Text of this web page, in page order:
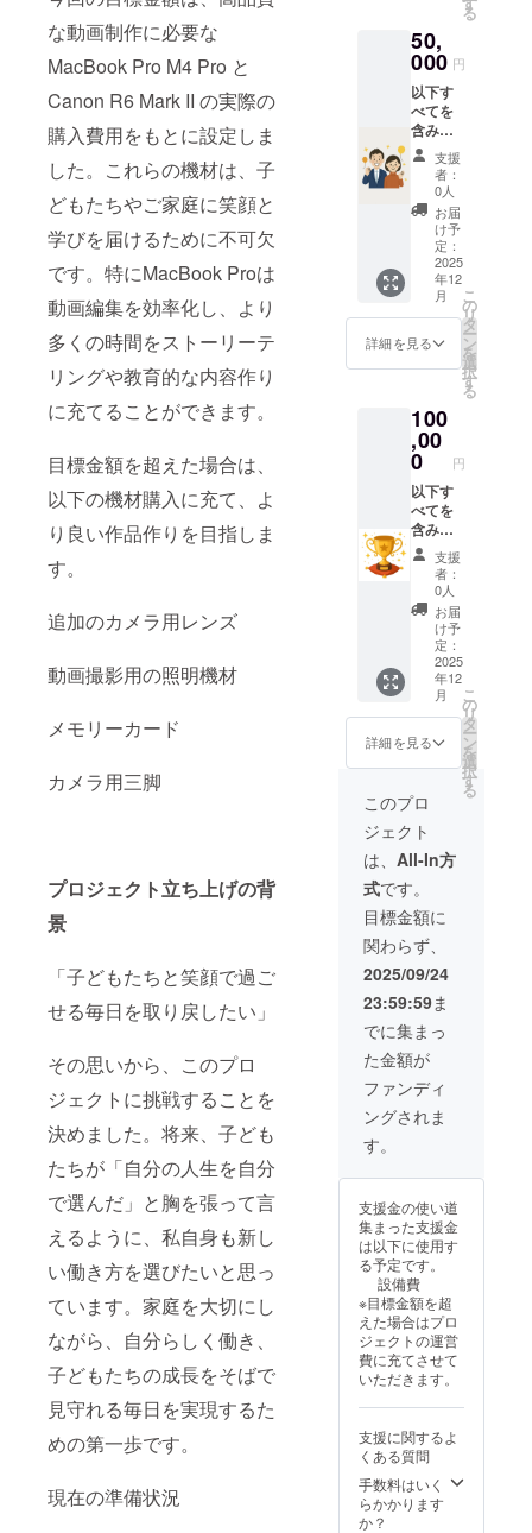
な動画制作に必要な
MacBook Pro M4 Pro と
Canon R6 Mark II の実際の
購入費用をもとに設定しま
した。これらの機材は、子
どもたちやご家庭に笑顔と
学びを届けるために不可欠
です。特にMacBook Proは
動画編集を効率化し、より
多くの時間をストーリーテ
リングや教育的な内容作り
に充てることができます。
目標金額を超えた場合は、
以下の機材購入に充て、よ
り良い作品作りを目指しま
す。
追加のカメラ用レンズ
動画撮影用の照明機材
メモリーカード
カメラ用三脚
プロジェクト立ち上げの背
景
「子どもたちと笑顔で過ご
せる毎日を取り戻したい」
その思いから、このプロ
ジェクトに挑戦することを
決めました。将来、子ども
たちが「自分の人生を自分
で選んだ」と胸を張って言
えるように、私自身も新し
い働き方を選びたいと思っ
ています。家庭を大切にし
ながら、自分らしく働き、
子どもたちの成長をそばで
見守れる毎日を実現するた
めの第一歩です。
現在の準備状況
ネー
ム）を
ご記入
くださ
い
する限
り）
【掲載
方法】
文字の
み、
YouTub
e動画の
エンド
ロール
に掲載
【注意
事項】
支援
時、必
ず備考
欄に掲
前（ま
たは
ニック
ネー
ム）を
ご記入
くださ
い ・支
援者の
皆さま
限定
で、感
謝の気
持ちを
込めた
特別映
像（舞
台裏や
など）
いただ
けます
（限定
公開リ
ンクで
ご案
内） ※
リター
2025年
12月末
まで
に、
メール
にてお
届け予
ネー
ム）を
YouTub
e動画の
エンド
ロール
に掲載
（希望
者の
み）
【掲載
期間】
2026年
1月1日
から1年
間掲載
（事業
【掲載
方法】
文字の
み、
YouTub
e動画の
エンド
ロール
に掲載
【注意
事項】
支援
時、必
ず備考
欄に掲
載を希
望され
るお名
ニック
ネー
ム）を
ご記入
くださ
い ・支
援者の
皆さま
限定
で、感
謝の気
持ちを
込めた
特別映
像（舞
台裏や
メッ
セージ
いただ
けます
（限定
公開リ
ンクで
ご案
内） ・
ご支援
者様の
お名前
を呼ん
で感謝
を伝え
別のビ
デオ
メッ
セージ
る
50,
000 円
以下す
べてを
含みま
す： ・
心から
の感謝
を込め
たメー
ルでの
お礼
メッ
セージ
・ご希
望の名
前（ま
たは
ネー
ム）を
YouTub
e動画の
エンド
ロール
に掲載
（希望
者の
み） ・
支援者
の皆さ
ま限定
で、感
謝の気
持ちを
込めた
特別映
像（舞
台裏や
メッ
セージ
など）
をご覧
いただ
けます
（限定
公開リ
ンクで
ご案
内） ・
ご支援
者様の
お名前
を呼ん
で感謝
を伝え
る、個
メッ
または
Zoom等
でのお
礼ミー
ティン
グ（約
10分
間） ・
ご希望
の方
は、感
ペシャ
ルメッ
セージ
をSNS
で個別
支援
者：
0人
お届
け予
定：
2025
年12
月
詳細を見る
こ
の
リ
タ
ー
ン
を
選
択
す
る
100
,00
0 円
以下す
べてを
含みま
す： ・
心から
の感謝
を込め
たメー
ルでの
お礼
メッ
セージ
・ご希
望の名
前（ま
たは
ニック
ネー
ム）を
YouTub
e動画の
エンド
ロール
に掲載
（希望
者の
み） ・
支援者
の皆さ
ま限定
で、感
謝の気
持ちを
込めた
台裏や
セージ
など）
をご覧
いただ
けます
（限定
公開リ
ンクで
ご案
内） ・
ご支援
お名前
を呼ん
で感謝
を伝え
る、個
支援
者：
0人
お届
け予
定：
2025
年12
月
詳細を見る
こ
の
リ
タ
ー
ン
を
選
択
す
る
このプロ
ジェクト
は、 All-In方
式です。
目標金額に
関わらず、
2025/09/24
23:59:59ま
でに集まっ
た金額が
ファンディ
ングされま
す。
支援金の使い道
集まった支援金
は以下に使用す
る予定です。
設備費
※目標金額を超
えた場合はプロ
ジェクトの運営
費に充てさせて
いただきます。
支援に関するよ
くある質問
手数料はいく
らかかります
か？